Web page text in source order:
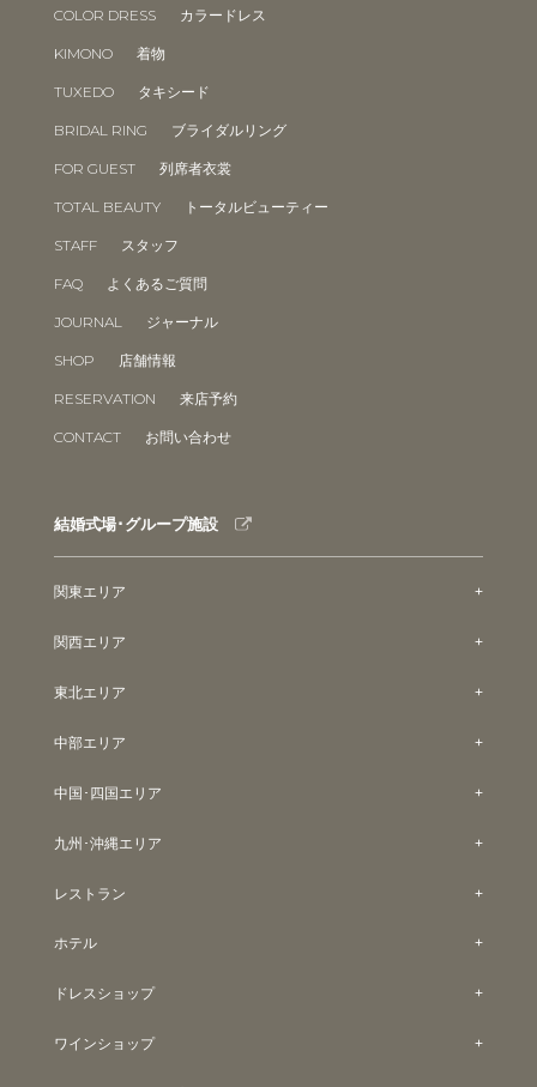
COLOR DRESS カラードレス
KIMONO 着物
TUXEDO タキシード
BRIDAL RING ブライダルリング
FOR GUEST 列席者衣裳
TOTAL BEAUTY トータルビューティー
STAFF スタッフ
FAQ よくあるご質問
JOURNAL ジャーナル
SHOP 店舗情報
RESERVATION 来店予約
CONTACT お問い合わせ
結婚式場･グループ施設
関東エリア
関西エリア
東北エリア
中部エリア
中国･四国エリア
九州･沖縄エリア
レストラン
ホテル
ドレスショップ
ワインショップ